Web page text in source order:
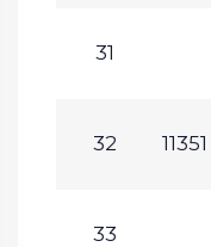
31
32 11351
33